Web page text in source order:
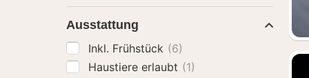
Ausstattung
Inkl. Frühstück (6)
Haustiere erlaubt (1)